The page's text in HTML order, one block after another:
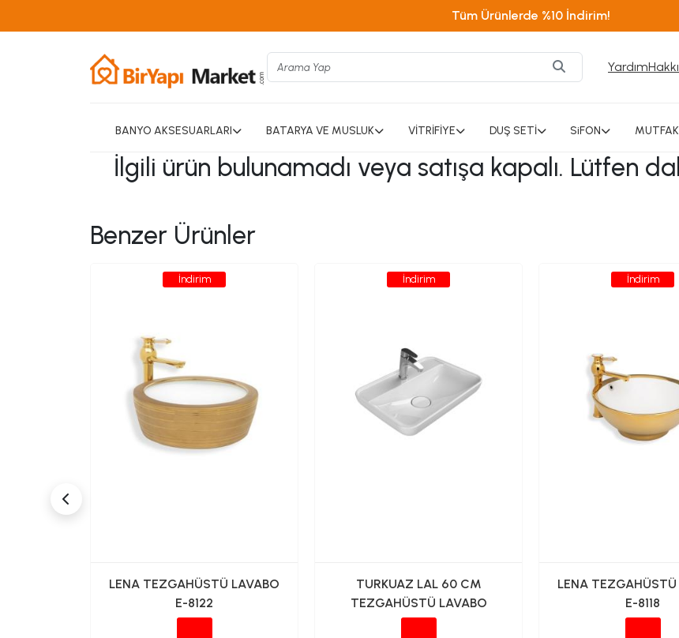
Tüm Ürünlerde %10 İndirim!
Yardım
BANYO AKSESUARLARI BATARYA VE MUSLUK VİTRİFİYE DUŞ SETİ SiFON
İlgili ürün bulunamadı veya satışa kapalı. Lütfen
Benzer Ürünler
İndirim
LENA TEZGAHÜSTÜ LAVABO
E-8122
İndirim
TURKUAZ LAL 60 CM
TEZGAHÜSTÜ LAVABO
İndirim
LENA TEZGAHÜSTÜ
E-8118